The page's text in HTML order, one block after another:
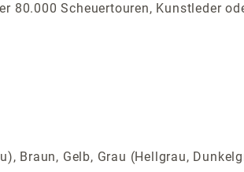
Scheuertouren, Kunstleder
Braun, Gelb, Grau (Hellgrau,